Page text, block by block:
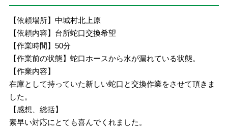
【依頼場所】中城村北上原
【依頼内容】台所蛇口交換希望
【作業時間】50分
【作業前の状態】蛇口ホースから水が漏れている状態。
【作業内容】
在庫として持っていた新しい蛇口と交換作業をさせて頂きま
した。
【感想、総括】
素早い対応にとても喜んでくれました。